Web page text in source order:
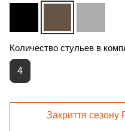
Количество стульев в
4
Закриття